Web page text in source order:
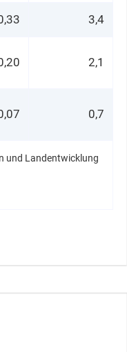
3,4
2,1
0,7
und Landentwicklung